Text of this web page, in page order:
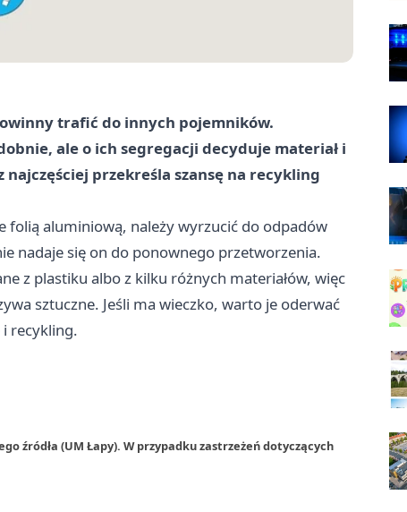
trafić do innych pojemników.
ale o ich segregacji decyduje materiał i
najczęściej przekreśla szansę na recykling
folią aluminiową, należy wyrzucić do odpadów
nadaje się on do ponownego przetworzenia.
z plastiku albo z kilku różnych materiałów, więc
sztuczne. Jeśli ma wieczko, warto je oderwać
i recykling.
źródła (UM Łapy). W przypadku zastrzeżeń dotyczących